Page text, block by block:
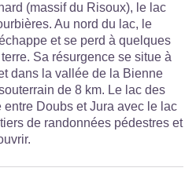
(massif du Risoux), le lac
Au nord du lac, le
et se perd à quelques
Sa résurgence se situe à
dans la vallée de la Bienne
de 8 km. Le lac des
entre Doubs et Jura avec le lac
de randonnées pédestres et